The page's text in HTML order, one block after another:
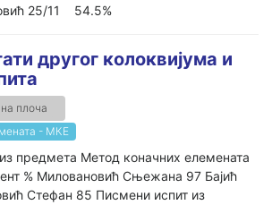
25/11 54.5%
другог колоквијума и
плоча
- МКЕ
предмета Метод коначних елемената
% Миловановић Сњежана 97 Бајић
Стефан 85 Писмени испит из